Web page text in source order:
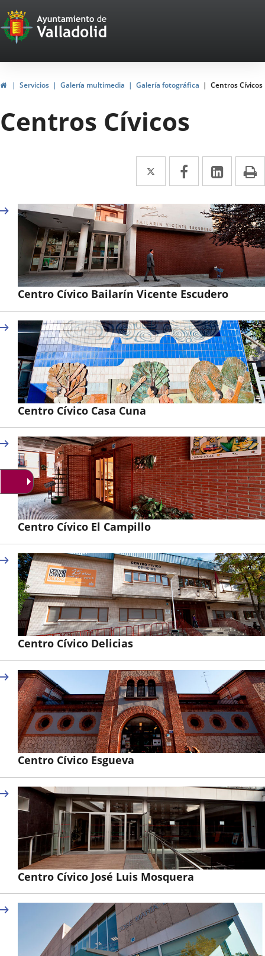
Portal
Web
del
Ayuntamiento
de
Valladolid
InicioServicios Galería multimedia Galería fotográfica Centros Cívicos
Centros Cívicos
Twitter
Enlace
a
una
aplicación
externa.
Facebook
Enlace
a
una
aplicación
externa.
Enlace
a
una
Centro Cívico Bailarín Vicente Escudero
Centro Cívico Casa Cuna
Centro Cívico El Campillo
Centro Cívico Delicias
Centro Cívico Esgueva
Centro Cívico José Luis Mosquera